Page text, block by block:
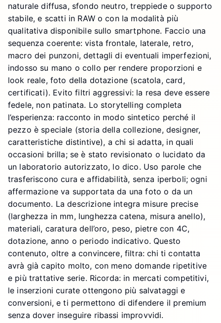
naturale diffusa, sfondo neutro, treppiede o supporto
stabile, e scatti in RAW o con la modalità più
qualitativa disponibile sullo smartphone. Faccio una
sequenza coerente: vista frontale, laterale, retro,
macro dei punzoni, dettagli di eventuali imperfezioni,
indosso su mano o collo per rendere proporzioni e
look reale, foto della dotazione (scatola, card,
certificati). Evito filtri aggressivi: la resa deve essere
fedele, non patinata. Lo storytelling completa
l’esperienza: racconto in modo sintetico perché il
pezzo è speciale (storia della collezione, designer,
caratteristiche distintive), a chi si adatta, in quali
occasioni brilla; se è stato revisionato o lucidato da
un laboratorio autorizzato, lo dico. Uso parole che
trasferiscono cura e affidabilità, senza iperboli; ogni
affermazione va supportata da una foto o da un
documento. La descrizione integra misure precise
(larghezza in mm, lunghezza catena, misura anello),
materiali, caratura dell’oro, peso, pietre con 4C,
dotazione, anno o periodo indicativo. Questo
contenuto, oltre a convincere, filtra: chi ti contatta
avrà già capito molto, con meno domande ripetitive
e più trattative serie. Ricorda: in mercati competitivi,
le inserzioni curate ottengono più salvataggi e
conversioni, e ti permettono di difendere il premium
senza dover inseguire ribassi improvvidi.